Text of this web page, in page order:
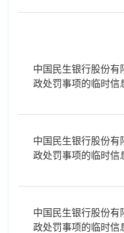
中国民生银行股份有
政处罚事项的临时信
中国民生银行股份有
政处罚事项的临时信
中国民生银行股份有
政处罚事项的临时信